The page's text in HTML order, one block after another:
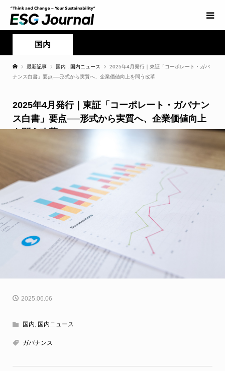
国内
最新記事 国内 国内ニュース
2025年4月発行｜東証「コーポレート・ガバ
ナンス白書」要点──形式から実質へ、企業価値向上を問う改革
2025年4月発行｜東証「コーポレート・ガバナン
ス白書」要点──形式から実質へ、企業価値向上
を問う改革
2025.06.06
国内 国内ニュース
ガバナンス